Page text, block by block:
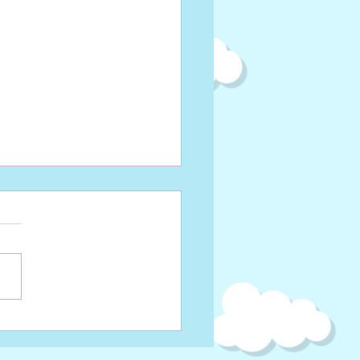
力の危機を感じ
日本語があぶない！』と実